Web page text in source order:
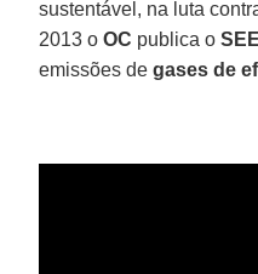
sustentável, na luta
2013 oOC publica o
emissões degases de